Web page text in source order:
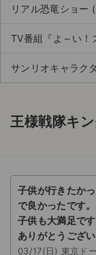
特定商取引法に基
公演登録依頼
不正転売禁止法に
音楽情報
リアル恐竜ショー
TV番組『よ～い！
サンリオキャラク
王様戦隊キ
子供が行きたか
で良かったです。
子供も大満足です
ありがとうござい
03/17(日) 東京ド